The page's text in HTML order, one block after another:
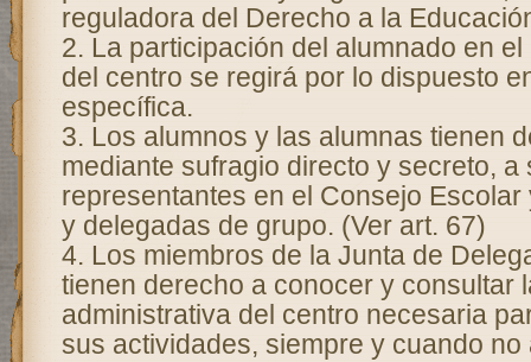
reguladora del Derecho a la
2. La participación del alumnado en
del centro se regirá por lo dispuesto
específica.
3. Los alumnos y las alumnas tienen
mediante sufragio directo y secreto, a
representantes en el Consejo
y delegadas de grupo. (Ver art. 67)
4. Los miembros de la Junta de
tienen derecho a conocer y consultar
administrativa del centro necesaria
sus actividades, siempre y cuando